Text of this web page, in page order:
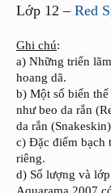
Lớp 12 – Red
Ghi chú:
a) Những triển
hoang dã.
b) Một số biến
như beo da rắn
da rắn
c) Đặc điểm bạch
riêng.
d) Số lượng và